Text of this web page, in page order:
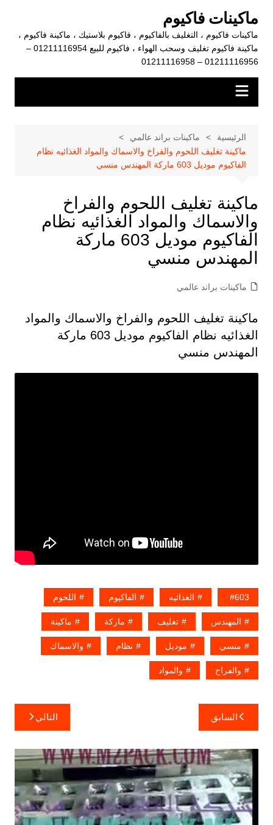
المحتوى
ماكينات فاكيوم
ماكينات فاكيوم ، التغليف بالفاكيوم ، فاكيوم بلاستيك ، ماكينة فاكيوم ،
ماكينة فاكيوم تغليف وسحب الهواء ، فاكيوم للبيع 01211116954 –
01211116956 – 01211116958
الرئيسية
ماكينات براند عالمي
ماكينة تغليف اللحوم والفراخ والاسماك والمواد الغذائيه نظام
الفاكيوم موديل 603 ماركة المهندس منسي
ماكينة تغليف اللحوم والفراخ
والاسماك والمواد الغذائيه نظام
الفاكيوم موديل 603 ماركة
المهندس منسي
ماكينات براند عالمي
ماكينة تغليف اللحوم والفراخ والاسماك والمواد
الغذائيه نظام الفاكيوم موديل 603 ماركة
المهندس منسي
603 الغذائيه الفاكيوم اللحوم
المهندس تغليف ماركة ماكينة
منسي موديل نظام والاسماك
والفراخ والمواد
تصفّح
المقالات
السابق التالي